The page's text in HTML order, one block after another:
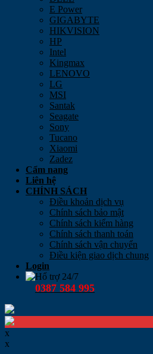
E Power
GIGABYTE
HIKVISION
HP
Intel
Kingmax
LENOVO
LG
MSI
Santak
Seagate
Sony
Tucano
Xiaomi
Zadez
Cẩm nang
Liên hệ
CHÍNH SÁCH
Điều khoản dịch vụ
Chính sách bảo mật
Chính sách kiểm hàng
Chính sách thanh toán
Chính sách vận chuyển
Điều kiện giao dịch chung
Login
Hổ trợ 24/7
0387 584 995
x
x